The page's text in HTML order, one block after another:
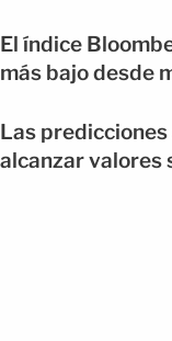
El índice
más bajo desde
Las
alcanzar valores